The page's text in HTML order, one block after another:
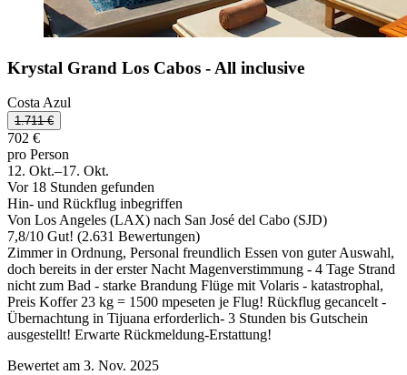
Krystal Grand Los Cabos - All inclusive
Costa Azul
1.711 €
702 €
pro Person
12. Okt.–17. Okt.
Vor 18 Stunden gefunden
Hin- und Rückflug inbegriffen
Von Los Angeles (LAX) nach San José del Cabo (SJD)
7,8/10 Gut! (2.631 Bewertungen)
Zimmer in Ordnung, Personal freundlich Essen von guter Auswahl,
doch bereits in der erster Nacht Magenverstimmung - 4 Tage Strand
nicht zum Bad - starke Brandung Flüge mit Volaris - katastrophal,
Preis Koffer 23 kg = 1500 mpeseten je Flug! Rückflug gecancelt -
Übernachtung in Tijuana erforderlich- 3 Stunden bis Gutschein
ausgestellt! Erwarte Rückmeldung-Erstattung!
Bewertet am 3. Nov. 2025